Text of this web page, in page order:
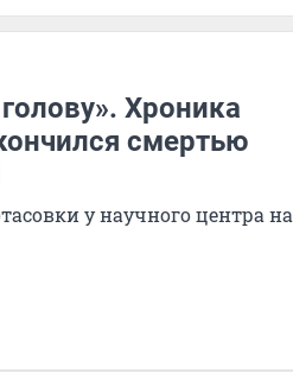
Хроника
смертью
у научного центра на